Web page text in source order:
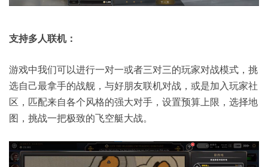
支持多人联机：
游戏中我们可以进行一对一或者三对三的玩家对战模式，挑
选自己最拿手的战舰，与好朋友联机对战，或是加入玩家社
区，匹配来自各个风格的强大对手，设置预算上限，选择地
图，挑战一把极致的飞空艇大战。